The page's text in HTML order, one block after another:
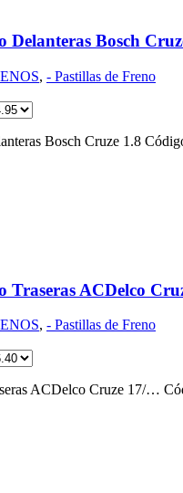
Delanteras Bosch
, - Pastillas de Freno
Bosch Cruze 1.8
Traseras ACDelco
, - Pastillas de Freno
ACDelco Cruze 17/…